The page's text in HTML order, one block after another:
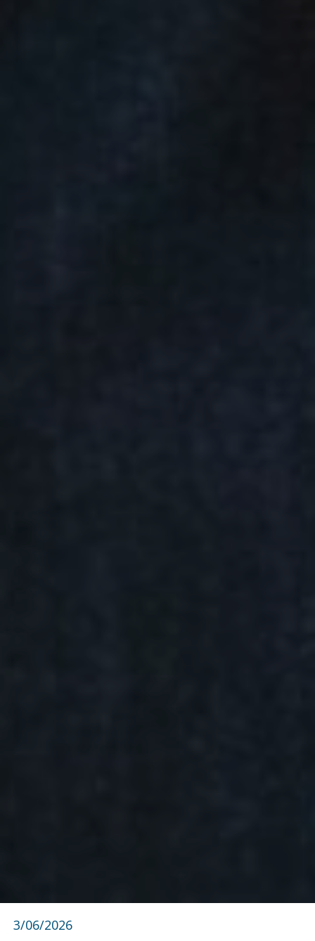
3/06/2026